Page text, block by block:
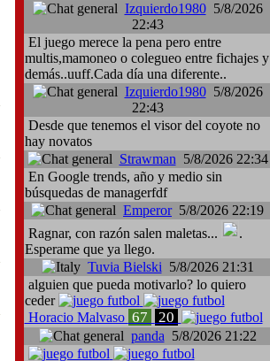
Izquierdo19805/8/2026
22:43
El juego merece la pena pero entre
multis,mamoneo o colegueo entre fichajes y
demás..uuff.Cada día una diferente..
Izquierdo19805/8/2026
22:43
Desde que tenemos el visor del coyote no
hay novatos
Strawman 5/8/2026 22:34
En Google trends, año y medio sin
búsquedas de managerfdf
Emperor5/8/2026 22:19
Ragnar, con razón salen maletas...
.
Esperame que ya llego.
Tuvia Bielski 5/8/2026 21:31
alguien que pueda motivarlo? lo quiero
ceder
Horacio Malvaso 67 20
panda 5/8/2026 21:22